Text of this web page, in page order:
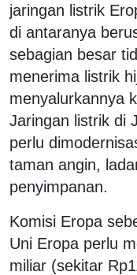
jaringan listrik
di antaranya
sebagian besar
menerima listrik
menyalurkannya
Jaringan listrik di
perlu
taman angin,
penyimpanan.
Komisi Eropa
Uni Eropa perlu
miliar (sekitar